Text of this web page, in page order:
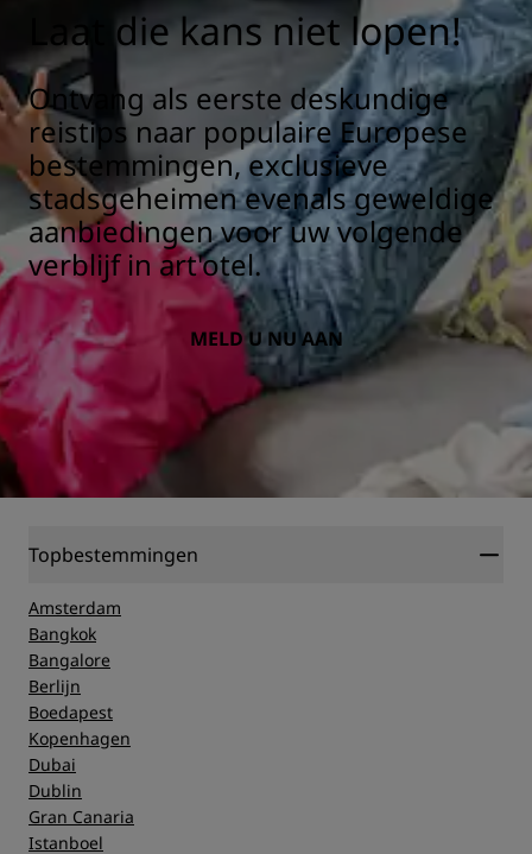
Laat die kans niet lopen!
Ontvang als eerste deskundige
reistips naar populaire Europese
bestemmingen, exclusieve
stadsgeheimen evenals geweldige
aanbiedingen voor uw volgende
verblijf in art'otel.
MELD U NU AAN
Topbestemmingen
Amsterdam
Bangkok
Bangalore
Berlijn
Boedapest
Kopenhagen
Dubai
Dublin
Gran Canaria
Istanboel